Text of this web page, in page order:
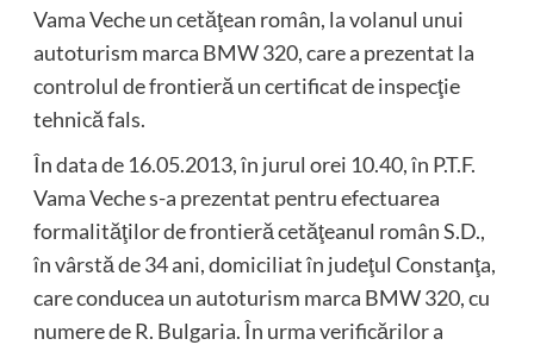
Vama Veche un cetăţean român, la volanul unui
autoturism marca BMW 320, care a prezentat la
controlul de frontieră un certificat de inspecţie
tehnică fals.
În data de 16.05.2013, în jurul orei 10.40, în P.T.F.
Vama Veche s-a prezentat pentru efectuarea
formalităţilor de frontieră cetăţeanul român S.D.,
în vârstă de 34 ani, domiciliat în judeţul Constanţa,
care conducea un autoturism marca BMW 320, cu
numere de R. Bulgaria. În urma verificărilor a